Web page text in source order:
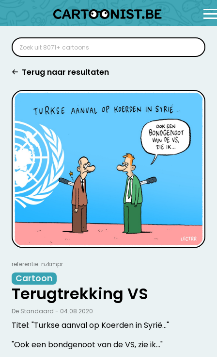
Terug naar resultaten
referentie: nzkmpr
Cartoon
Terugtrekking VS
Titel: "Turkse aanval op Koerden in Syrië..."
"Ook een bondgenoot van de VS, zie ik..."
De Standaard - 04.08.2020